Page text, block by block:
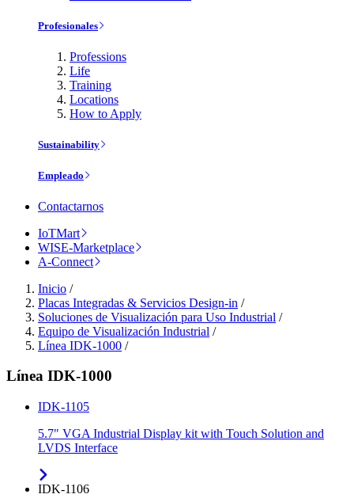
Profesionales
Professions
Life
Training
Locations
How to Apply
Sustainability
Empleado
Contactarnos
IoTMart
WISE-Marketplace
A-Connect
Inicio /
Placas Integradas & Servicios Design-in /
Soluciones de Visualización para Uso Industrial /
Equipo de Visualización Industrial /
Línea IDK-1000 /
Línea IDK-1000
IDK-1105
5.7" VGA Industrial Display kit with Touch Solution and
LVDS Interface
IDK-1106